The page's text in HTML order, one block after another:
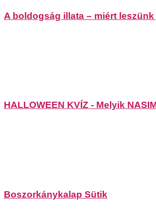
A boldogság illata – miért
HALLOWEEN KVÍZ - Melyik
Boszorkánykalap Sütik